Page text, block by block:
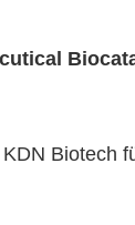
Biotech